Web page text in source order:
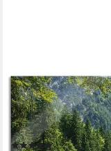
PIXXPRINT
Glasbild
Wald (1 St), Glasbild
Abstandshalter
(1)